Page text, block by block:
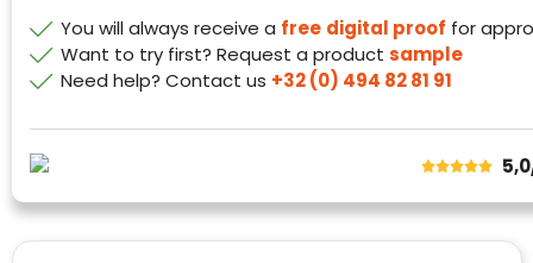
You will always receive a free digital proof for
Want to try first? Request a product sample
Need help? Contact us +32 (0) 494 82 81 91
onafhankelijk geverifieerd.
CONTACTGEGEVENS
mailadres:
op veiligheidsproblemen.
Blacklist Geen site op de zwarte lijst